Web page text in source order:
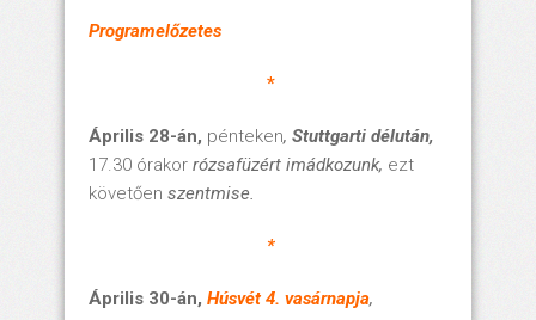
Programelőzetes
*
Április 28-án, pénteken, Stuttgarti délután,
17.30 órakor rózsafüzért imádkozunk, ezt
követően szentmise.
*
Április 30-án, Húsvét 4. vasárnapja,